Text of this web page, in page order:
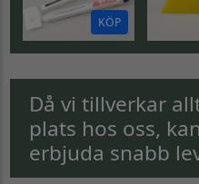
KÖP
Då vi tillverkar
plats hos oss,
erbjuda snabb